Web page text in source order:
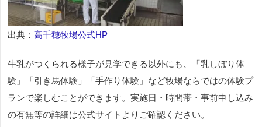
出典： 高千穂牧場公式HP
牛乳がつくられる様子が見学できる以外にも、「乳しぼり体
験」「引き馬体験」「手作り体験」など牧場ならではの体験プ
ランで楽しむことができます。実施日・時間帯・事前申し込み
の有無等の詳細は公式サイトよりご確認ください。